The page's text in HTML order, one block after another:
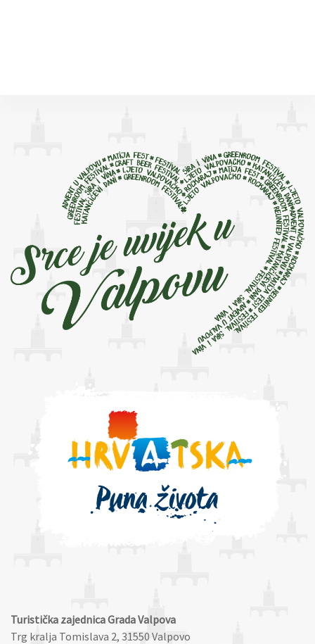
Turistička zajednica Grada Valpova
Trg kralja Tomislava 2, 31550 Valpovo